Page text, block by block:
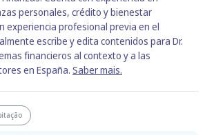
personales, crédito y bienestar
experiencia profesional previa en el
escribe y edita contenidos para Dr.
financieros al contexto y a las
en España. Saber mais.